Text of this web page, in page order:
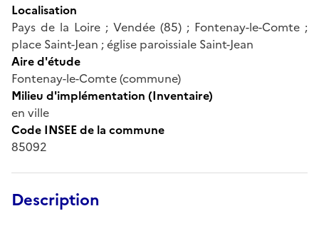
Localisation
Pays de la Loire ; Vendée (85) ; Fontenay-le-Comte ;
place Saint-Jean ; église paroissiale Saint-Jean
Aire d'étude
Fontenay-le-Comte (commune)
Milieu d'implémentation (Inventaire)
en ville
Code INSEE de la commune
85092
Description